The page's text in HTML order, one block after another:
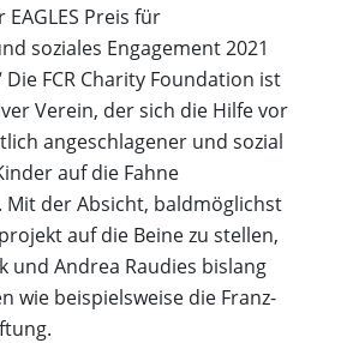
Preis für
soziales Engagement 2021
Die FCR Charity Foundation ist
Verein, der sich die Hilfe vor
angeschlagener und sozial
auf die Fahne
Mit der Absicht, baldmöglichst
auf die Beine zu stellen,
und Andrea Raudies bislang
wie beispielsweise die Franz-